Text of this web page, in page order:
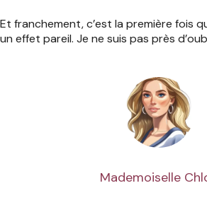
Et franchement, c’est la première fois
un effet pareil. Je ne suis pas près
Mademoiselle